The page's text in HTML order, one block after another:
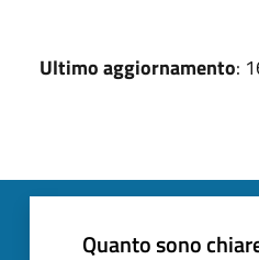
Ultimo aggiornamento:
Quanto sono